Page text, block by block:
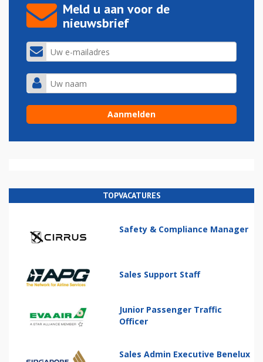
Meld u aan voor de
nieuwsbrief
TOPVACATURES
Safety & Compliance Manager
Sales Support Staff
Junior Passenger Traffic
Officer
Sales Admin Executive Benelux